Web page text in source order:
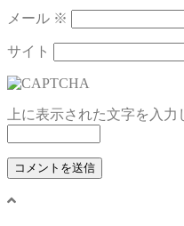
メール ※
サイト
上に表示された文字を入力